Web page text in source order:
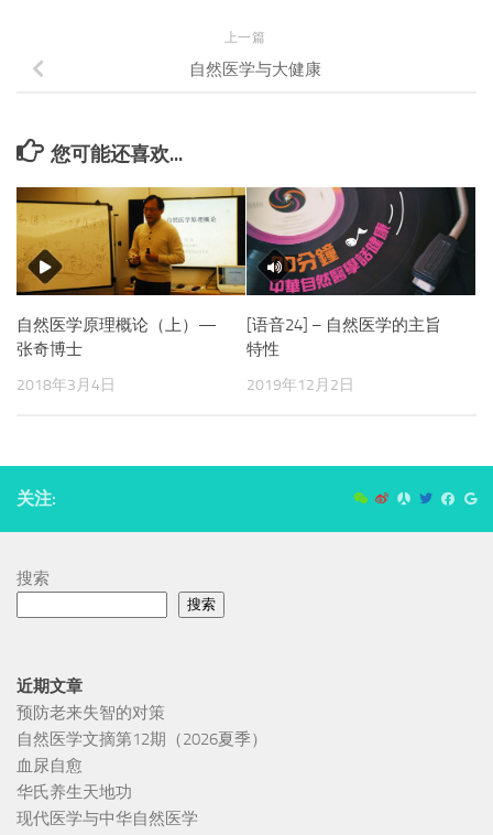
上一篇
自然医学与大健康
您可能还喜欢...
自然医学原理概论（上）—
张奇博士
2018年3月4日
[语音24] – 自然医学的主旨
特性
2019年12月2日
关注:
搜索
搜索
近期文章
预防老来失智的对策
自然医学文摘第12期（2026夏季）
血尿自愈
华氏养生天地功
现代医学与中华自然医学